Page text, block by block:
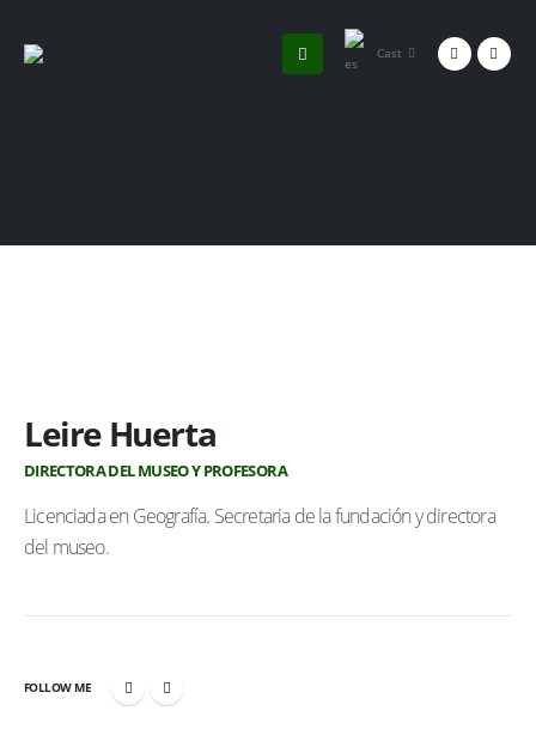
Cast
Leire Huerta
DIRECTORA DEL MUSEO Y PROFESORA
Licenciada en Geografía. Secretaria de la fundación y directora
del museo.
FOLLOW ME